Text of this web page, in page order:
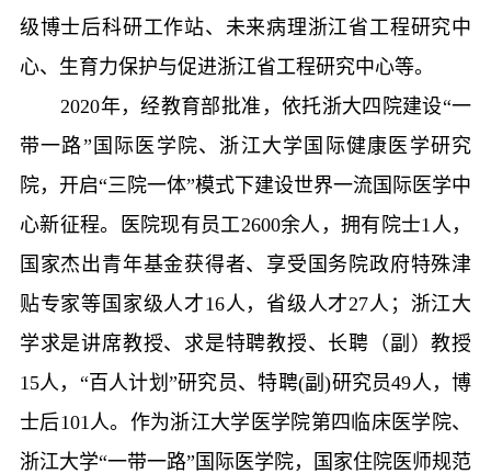
级博士后科研工作站、未来病理浙江省工程研究中
心、生育力保护与促进浙江省工程研究中心等。
2020年，经教育部批准，依托浙大四院建设“一
带一路”国际医学院、浙江大学国际健康医学研究
院，开启“三院一体”模式下建设世界一流国际医学中
心新征程。医院现有员工2600余人，拥有院士1 人，
国家杰出青年基金获得者、享受国务院政府特殊津
贴专家等国家级人才16人，省级人才27人；浙江大
学求是讲席教授、求是特聘教授、长聘（副）教授
15人，“百人计划”研究员、特聘(副)研究员49人，博
士后101 人。作为浙江大学医学院第四临床医学院、
浙江大学“一带一路”国际医学院，国家住院医师规范